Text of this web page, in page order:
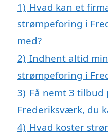
1) Hvad kan et
strømpeforing i
med?
2) Indhent altid
strømpeforing i
3) Få nemt 3
Frederiksværk, du
4) Hvad koster